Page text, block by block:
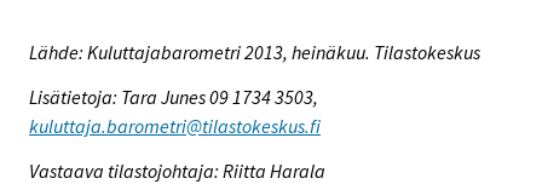
Lähde: Kuluttajabarometri 2013, heinäkuu. Tilastokeskus
Lisätietoja: Tara Junes 09 1734 3503,
kuluttaja.barometri@tilastokeskus.fi
Vastaava tilastojohtaja: Riitta Harala